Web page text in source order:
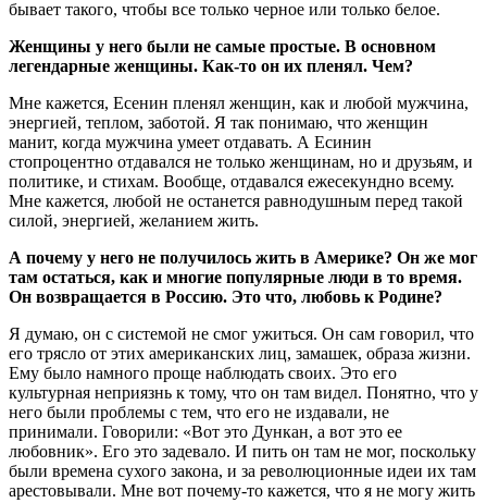
бывает такого, чтобы все только черное или только белое.
Женщины у него были не самые простые. В основном
легендарные женщины. Как-то он их пленял. Чем?
Мне кажется, Есенин пленял женщин, как и любой мужчина,
энергией, теплом, заботой. Я так понимаю, что женщин
манит, когда мужчина умеет отдавать. А Есинин
стопроцентно отдавался не только женщинам, но и друзьям, и
политике, и стихам. Вообще, отдавался ежесекундно всему.
Мне кажется, любой не останется равнодушным перед такой
силой, энергией, желанием жить.
А почему у него не получилось жить в Америке? Он же мог
там остаться, как и многие популярные люди в то время.
Он возвращается в Россию. Это что, любовь к Родине?
Я думаю, он с системой не смог ужиться. Он сам говорил, что
его трясло от этих американских лиц, замашек, образа жизни.
Ему было намного проще наблюдать своих. Это его
культурная неприязнь к тому, что он там видел. Понятно, что у
него были проблемы с тем, что его не издавали, не
принимали. Говорили: «Вот это Дункан, а вот это ее
любовник». Его это задевало. И пить он там не мог, поскольку
были времена сухого закона, и за революционные идеи их там
арестовывали. Мне вот почему-то кажется, что я не могу жить